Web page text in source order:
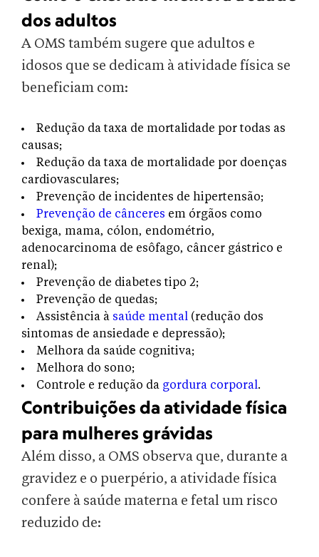
dos adultos
A OMS também sugere que adultos e
idosos que se dedicam à atividade física se
beneficiam com:
Redução da taxa de mortalidade por todas as
causas;
Redução da taxa de mortalidade por doenças
cardiovasculares;
Prevenção de incidentes de hipertensão;
Prevenção de cânceres em órgãos como
bexiga, mama, cólon, endométrio,
adenocarcinoma de esôfago, câncer gástrico e
renal);
Prevenção de diabetes tipo 2;
Prevenção de quedas;
Assistência à saúde mental (redução dos
sintomas de ansiedade e depressão);
Melhora da saúde cognitiva;
Melhora do sono;
Controle e redução da gordura corporal.
Contribuições da atividade física
para mulheres grávidas
Além disso, a OMS observa que, durante a
gravidez e o puerpério, a atividade física
confere à saúde materna e fetal um risco
reduzido de: